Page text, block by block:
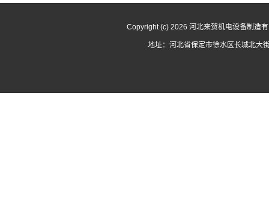
Copyright (c) 2026 河北来贺机电设备制造
地址：河北省保定市徐水区长城北